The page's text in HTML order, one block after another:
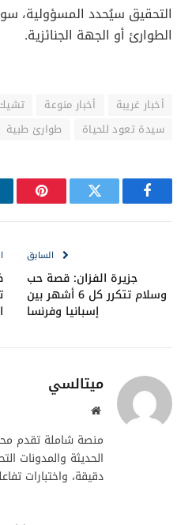
التحقيق سيُحدد المسؤولية،
الطوارئ أو الجهة الجنائزية.
أخبار غريبة أخبار منوعة
سيدة تعود للحياة
طوارئ طبية
فيسبوك تويتر
السابق
جزيرة الفزان: قصة حب
وسلام تتكرر كل 6 أشهر بين
إسبانيا وفرنسا
ميتالسي
موقع
منصة شاملة تقدم
الحديثة والمدونات
دقيقة، واختبارات